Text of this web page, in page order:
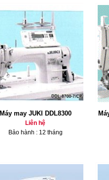
Máy may JUKI DDL8300
Liên hệ
Bảo hành : 12 tháng